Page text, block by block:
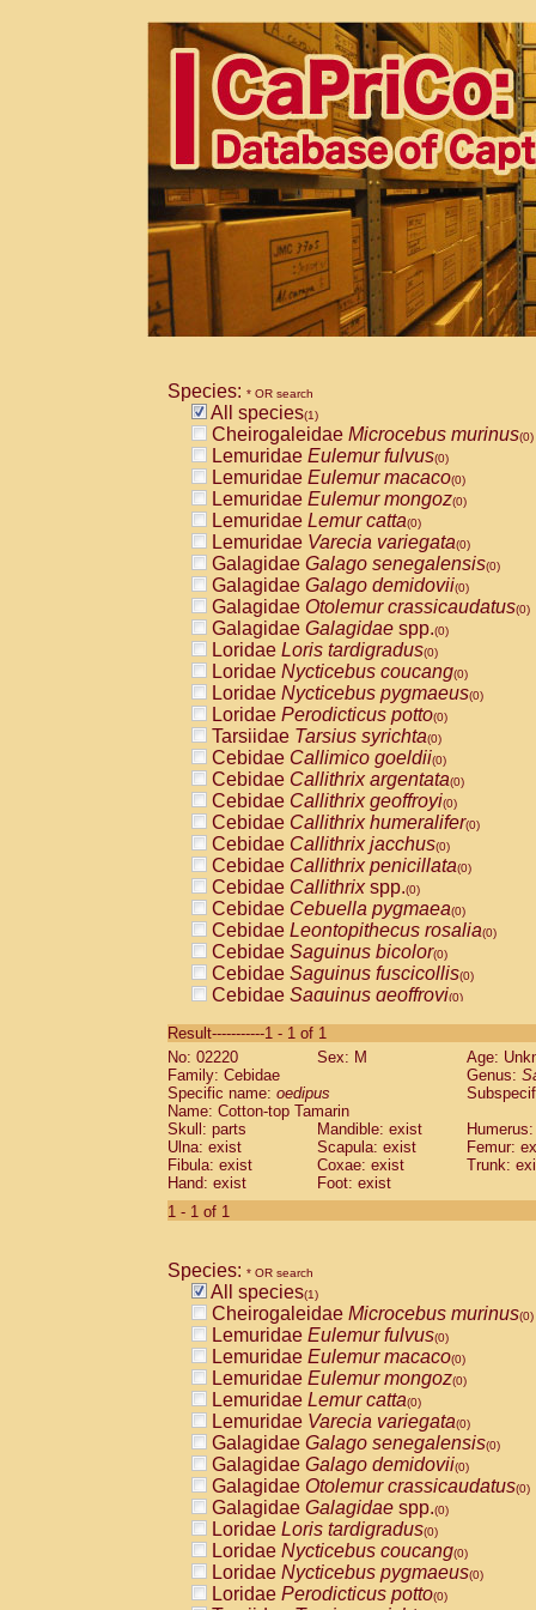
Species: * OR search
All species(1)
Cheirogaleidae Microcebus murinus(0)
Lemuridae Eulemur fulvus(0)
Lemuridae Eulemur macaco(0)
Lemuridae Eulemur mongoz(0)
Lemuridae Lemur catta(0)
Lemuridae Varecia variegata(0)
Galagidae Galago senegalensis(0)
Galagidae Galago demidovii(0)
Galagidae Otolemur crassicaudatus(0)
Galagidae Galagidae spp.(0)
Loridae Loris tardigradus(0)
Loridae Nycticebus coucang(0)
Loridae Nycticebus pygmaeus(0)
Loridae Perodicticus potto(0)
Tarsiidae Tarsius syrichta(0)
Cebidae Callimico goeldii(0)
Cebidae Callithrix argentata(0)
Cebidae Callithrix geoffroyi(0)
Cebidae Callithrix humeralifer(0)
Cebidae Callithrix jacchus(0)
Cebidae Callithrix penicillata(0)
Cebidae Callithrixspp.(0)
Cebidae Cebuella pygmaea(0)
Cebidae Leontopithecus rosalia(0)
Cebidae Saguinus bicolor(0)
Cebidae Saguinus fuscicollis(0)
Cebidae Saguinus geoffroyi(0)
CebidaeSaguinus labiatus(0)
Cebidae Saguinus leucopus (0)
Cebidae
CebidaeSaguinus mystax
Cebidae Saguinus nigricollis (0)
Cebidae Saguinus oedipus
Cebidae Saguinus weddelli
Cebidae Saguinusspp.
Cebidae
CebidaeCebus capucinus
CebidaeCebus nigrivittatus
CebidaeCebus spp.(0)
CebidaeSaimiri boliviensis(0)
CebidaeSaimiri sciureus(0)
AtelidaeAlouatta caraya(0)
AtelidaeAlouatta fusca(0)
AtelidaeAlouatta seniculus(0)
AtelidaeAlouattaspp.(0)
AtelidaeAteles belzebuth(0)
AtelidaeAteles geoffroyi(0)
AtelidaeAteles paniscus(0)
AtelidaeAtelesspp.(0)
AtelidaeLagothrix lagothricha(0)
AtelidaeLagothrix lagothricha cana
PitheciidaeCacajao calvus
Result-----------1 - 1 of 1
No: 02220
Sex: M
Age:
Family: Cebidae
Genus:
Specific name: oedipus
Name: Cotton-top Tamarin
Skull: parts
Mandible: exist
Ulna: exist
Scapula: exist
Femur:
Fibula: exist
Coxae: exist
Trunk:
Hand: exist
Foot: exist
1 - 1 of 1
Species: * OR search
All species(1)
Cheirogaleidae Microcebus murinus(0)
Lemuridae Eulemur fulvus(0)
Lemuridae Eulemur macaco(0)
Lemuridae Eulemur mongoz(0)
Lemuridae Lemur catta(0)
Lemuridae Varecia variegata(0)
Galagidae Galago senegalensis(0)
Galagidae Galago demidovii(0)
Galagidae Otolemur crassicaudatus(0)
Galagidae Galagidae spp.(0)
Loridae Loris tardigradus(0)
Loridae Nycticebus coucang(0)
Loridae Nycticebus pygmaeus(0)
Loridae Perodicticus potto(0)